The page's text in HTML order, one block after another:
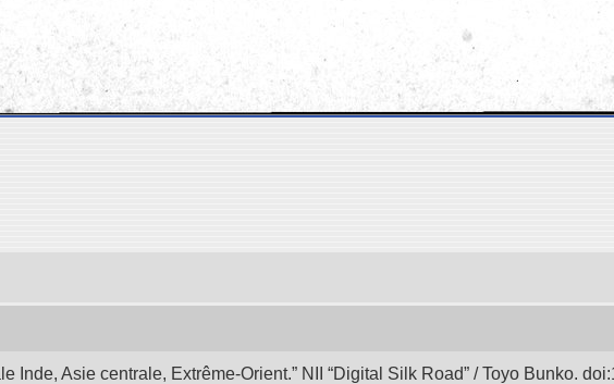
Inde, Asie centrale, Extrême-Orient.” NII “Digital Silk Road” / Toyo Bunko.